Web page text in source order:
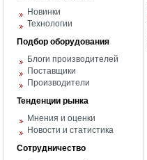
Новинки
Технологии
Подбор оборудования
Блоги производителей
Поставщики
Производители
Тенденции рынка
Мнения и оценки
Новости и статистика
Сотрудничество